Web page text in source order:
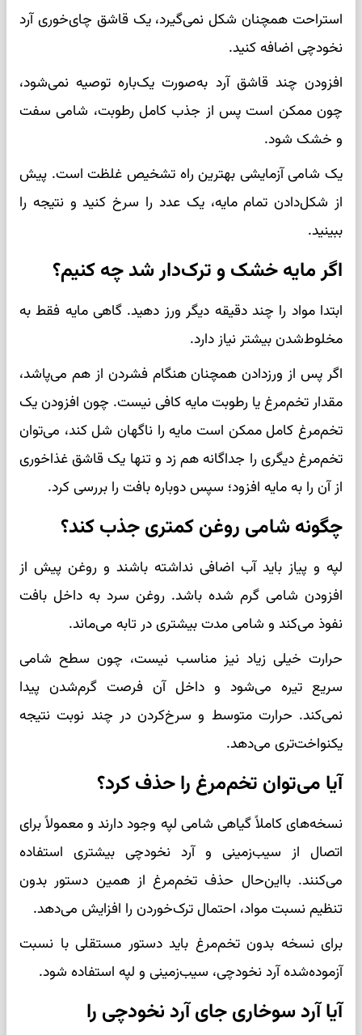
استراحت همچنان شکل نمی‌گیرد، یک قاشق چای‌خوری آرد
نخودچی اضافه کنید.
افزودن چند قاشق آرد به‌صورت یک‌باره توصیه نمی‌شود،
چون ممکن است پس از جذب کامل رطوبت، شامی سفت
و خشک شود.
یک شامی آزمایشی بهترین راه تشخیص غلظت است. پیش
از شکل‌دادن تمام مایه، یک عدد را سرخ کنید و نتیجه را
ببینید.
اگر مایه خشک و ترک‌دار شد چه کنیم؟
ابتدا مواد را چند دقیقه دیگر ورز دهید. گاهی مایه فقط به
مخلوط‌شدن بیشتر نیاز دارد.
اگر پس از ورز‌دادن همچنان هنگام فشردن از هم می‌پاشد،
مقدار تخم‌مرغ یا رطوبت مایه کافی نیست. چون افزودن یک
تخم‌مرغ کامل ممکن است مایه را ناگهان شل کند، می‌توان
تخم‌مرغ دیگری را جداگانه هم زد و تنها یک قاشق غذاخوری
از آن را به مایه افزود؛ سپس دوباره بافت را بررسی کرد.
چگونه شامی روغن کمتری جذب کند؟
لپه و پیاز باید آب اضافی نداشته باشند و روغن پیش از
افزودن شامی گرم شده باشد. روغن سرد به داخل بافت
نفوذ می‌کند و شامی مدت بیشتری در تابه می‌ماند.
حرارت خیلی زیاد نیز مناسب نیست، چون سطح شامی
سریع تیره می‌شود و داخل آن فرصت گرم‌شدن پیدا
نمی‌کند. حرارت متوسط و سرخ‌کردن در چند نوبت نتیجه
یکنواخت‌تری می‌دهد.
آیا می‌توان تخم‌مرغ را حذف کرد؟
نسخه‌های کاملاً گیاهی شامی لپه وجود دارند و معمولاً برای
اتصال از سیب‌زمینی و آرد نخودچی بیشتری استفاده
می‌کنند. بااین‌حال حذف تخم‌مرغ از همین دستور بدون
تنظیم نسبت مواد، احتمال ترک‌خوردن را افزایش می‌دهد.
برای نسخه بدون تخم‌مرغ باید دستور مستقلی با نسبت
آزموده‌شده آرد نخودچی، سیب‌زمینی و لپه استفاده شود.
آیا آرد سوخاری جای آرد نخودچی را